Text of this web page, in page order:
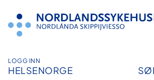
innhold
LOGG INN
HELSENORGE